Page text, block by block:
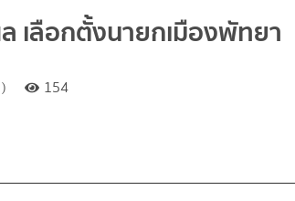
เลือกตั้งนายกเมืองพัทยา
154